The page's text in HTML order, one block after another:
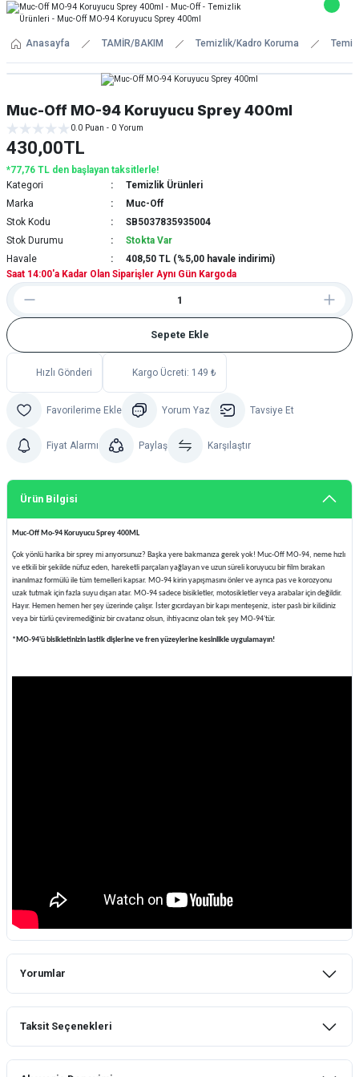
Anasayfa TAMİR/BAKIM Temizlik/Kadro Koruma
Muc-Off MO-94 Koruyucu Sprey 400ml
0.0 Puan - 0 Yorum
430,00TL
*77,76 TL den başlayan taksitlerle!
Kategori
Temizlik Ürünleri
Marka
Muc-Off
Stok Kodu
SB5037835935004
Stok Durumu
Stokta Var
Havale
408,50 TL (%5,00 havale indirimi)
Saat 14:00'a Kadar Olan Siparişler Aynı Gün Kargoda
Sepete Ekle
Hızlı Gönderi Kargo Ücreti: 149 ₺
Yorum Yaz Tavsiye Et
Fiyat Alarmı Paylaş Karşılaştır
Ürün Bilgisi
Muc-Off Mo-94 Koruyucu Sprey 400ML
Çok yönlü harika bir sprey mi arıyorsunuz? Başka yere bakmanıza gerek yok! Muc-Off MO-94, neme hızlı
ve etkili bir şekilde nüfuz eden, hareketli parçaları yağlayan ve uzun süreli koruyucu bir film bırakan
inanılmaz formülü ile tüm temelleri kapsar. MO-94 kirin yapışmasını önler ve ayrıca pas ve korozyonu
uzak tutmak için fazla suyu dışarı atar. MO-94 sadece bisikletler, motosikletler veya arabalar için değildir.
Hayır. Hemen hemen her şey üzerinde çalışır. İster gıcırdayan bir kapı menteşeniz, ister paslı bir kilidiniz
veya bir türlü çeviremediğiniz bir cıvatanız olsun, ihtiyacınız olan tek şey MO-94'tür.
*MO-94'ü bisikletinizin lastik dişlerine ve fren yüzeylerine kesinlikle uygulamayın!
Yorumlar
Taksit Seçenekleri